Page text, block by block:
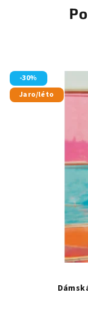
-30%
Jaro/léto